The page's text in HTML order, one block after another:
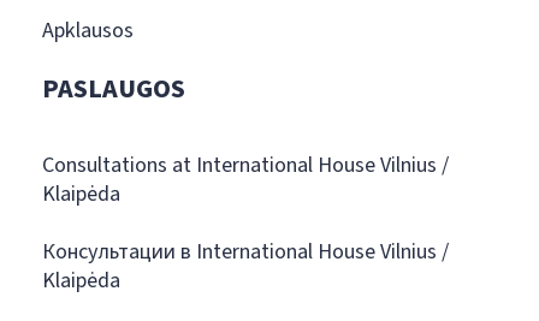
Apklausos
PASLAUGOS
Consultations at International House Vilnius /
Klaipėda
Консультации в International House Vilnius /
Klaipėda